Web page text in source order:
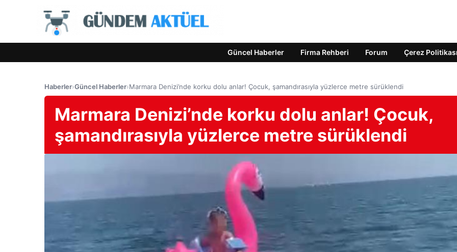
Güncel Haberler Firma Rehberi Forum Çerez Politikası
Haberler›Güncel Haberler›Marmara Denizi’nde korku dolu anlar! Çocuk, şamandırasıyla yüzlerce metre sürüklendi
Marmara Denizi’nde korku dolu anlar! Çocuk,
şamandırasıyla yüzlerce metre sürüklendi